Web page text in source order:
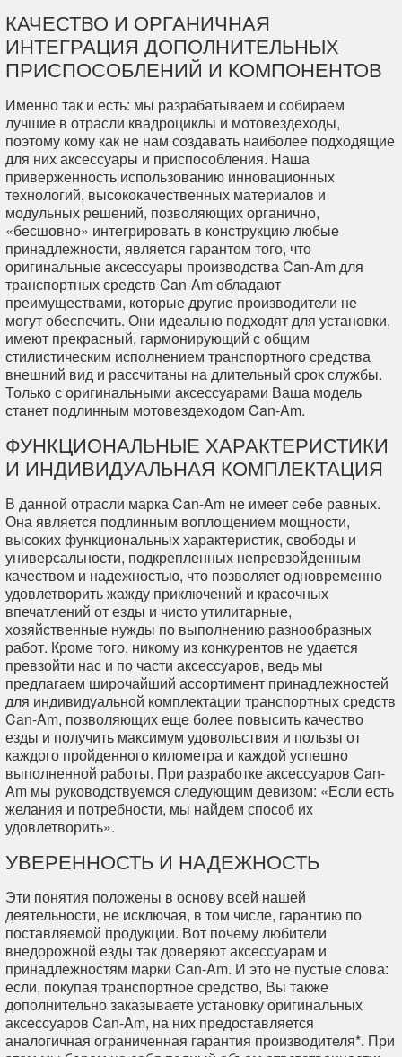
КАЧЕСТВО И ОРГАНИЧНАЯ
ИНТЕГРАЦИЯ ДОПОЛНИТЕЛЬНЫХ
ПРИСПОСОБЛЕНИЙ И КОМПОНЕНТОВ
Именно так и есть: мы разрабатываем и собираем
лучшие в отрасли квадроциклы и мотовездеходы,
поэтому кому как не нам создавать наиболее подходящие
для них аксессуары и приспособления. Наша
приверженность использованию инновационных
технологий, высококачественных материалов и
модульных решений, позволяющих органично,
«бесшовно» интегрировать в конструкцию любые
принадлежности, является гарантом того, что
оригинальные аксессуары производства Can-Am для
транспортных средств Can-Am обладают
преимуществами, которые другие производители не
могут обеспечить. Они идеально подходят для установки,
имеют прекрасный, гармонирующий с общим
стилистическим исполнением транспортного средства
внешний вид и рассчитаны на длительный срок службы.
Только с оригинальными аксессуарами Ваша модель
станет подлинным мотовездеходом Can-Am.
ФУНКЦИОНАЛЬНЫЕ ХАРАКТЕРИСТИКИ
И ИНДИВИДУАЛЬНАЯ КОМПЛЕКТАЦИЯ
В данной отрасли марка Can-Am не имеет себе равных.
Она является подлинным воплощением мощности,
высоких функциональных характеристик, свободы и
универсальности, подкрепленных непревзойденным
качеством и надежностью, что позволяет одновременно
удовлетворить жажду приключений и красочных
впечатлений от езды и чисто утилитарные,
хозяйственные нужды по выполнению разнообразных
работ. Кроме того, никому из конкурентов не удается
превзойти нас и по части аксессуаров, ведь мы
предлагаем широчайший ассортимент принадлежностей
для индивидуальной комплектации транспортных средств
Can-Am, позволяющих еще более повысить качество
езды и получить максимум удовольствия и пользы от
каждого пройденного километра и каждой успешно
выполненной работы. При разработке аксессуаров Can-
Am мы руководствуемся следующим девизом: «Если есть
желания и потребности, мы найдем способ их
удовлетворить».
УВЕРЕННОСТЬ И НАДЕЖНОСТЬ
Эти понятия положены в основу всей нашей
деятельности, не исключая, в том числе, гарантию по
поставляемой продукции. Вот почему любители
внедорожной езды так доверяют аксессуарам и
принадлежностям марки Can-Am. И это не пустые слова:
если, покупая транспортное средство, Вы также
дополнительно заказываете установку оригинальных
аксессуаров Can-Am, на них предоставляется
аналогичная ограниченная гарантия производителя*. При